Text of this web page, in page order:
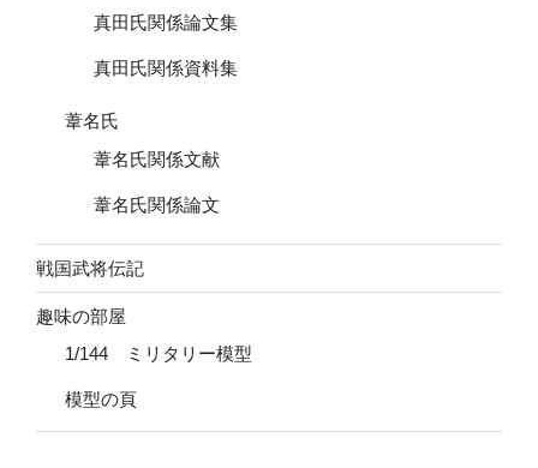
真田氏関係論文集
真田氏関係資料集
葦名氏
葦名氏関係文献
葦名氏関係論文
戦国武将伝記
趣味の部屋
1/144 ミリタリー模型
模型の頁